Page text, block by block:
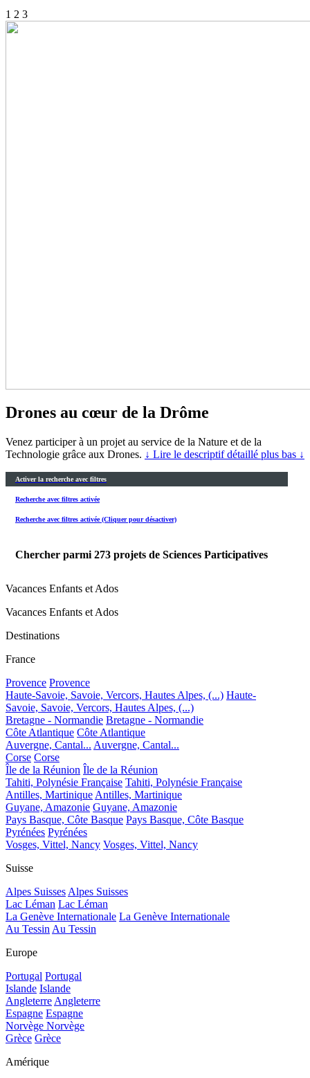
1 2 3
Drones au cœur de la Drôme
Venez participer à un projet au service de la Nature et de la
Technologie grâce aux Drones. ↓ Lire le descriptif détaillé plus bas ↓
Activer la recherche avec filtres
Recherche avec filtres activée
Recherche avec filtres activée (Cliquer pour désactiver)
Chercher parmi 273 projets de Sciences Participatives
Vacances Enfants et Ados
Vacances Enfants et Ados
Destinations
France
Provence Provence
Haute-Savoie, Savoie, Vercors, Hautes Alpes, (...) Haute-
Savoie, Savoie, Vercors, Hautes Alpes, (...)
Bretagne - Normandie Bretagne - Normandie
Côte Atlantique Côte Atlantique
Auvergne, Cantal... Auvergne, Cantal...
Corse Corse
Île de la Réunion Île de la Réunion
Tahiti, Polynésie Française Tahiti, Polynésie Française
Antilles, Martinique Antilles, Martinique
Guyane, Amazonie Guyane, Amazonie
Pays Basque, Côte Basque Pays Basque, Côte Basque
Pyrénées Pyrénées
Vosges, Vittel, Nancy Vosges, Vittel, Nancy
Suisse
Alpes Suisses Alpes Suisses
Lac Léman Lac Léman
La Genève Internationale La Genève Internationale
Au Tessin Au Tessin
Europe
Portugal Portugal
Islande Islande
Angleterre Angleterre
Espagne Espagne
Norvège Norvège
Grèce Grèce
Amérique